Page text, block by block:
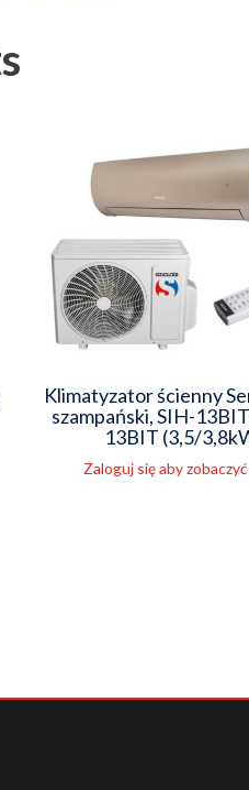
Klimatyzator ścienny
szampański, SIH-
13BIT (3,5/
Zaloguj się aby